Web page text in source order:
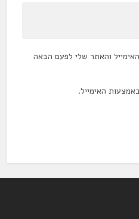
והאתר שלי לפעם הבאה
האימייל.